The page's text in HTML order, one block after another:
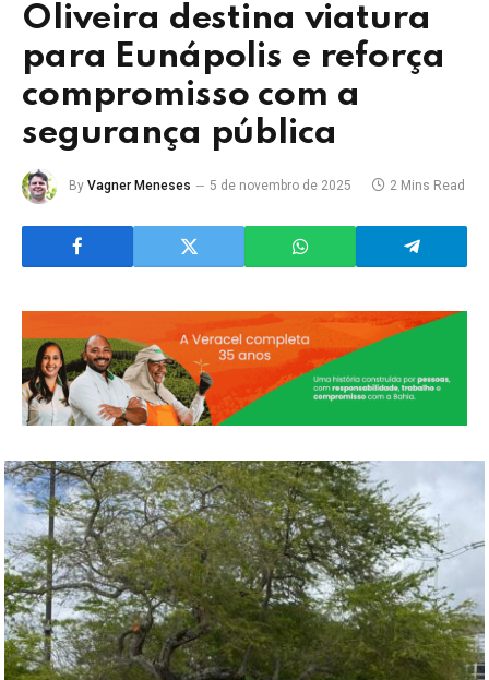
Oliveira destina viatura
para Eunápolis e reforça
compromisso com a
segurança pública
By Vagner Meneses 5 de novembro de 2025 2 Mins Read